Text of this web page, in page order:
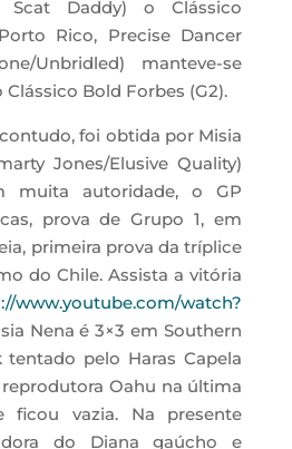
Scat Daddy) o Clássico
Rico, Precise Dancer
Unbridled) manteve-se
Bold Forbes (G2).
foi obtida por Misia
Jones/Elusive Quality)
muita autoridade, o GP
prova de Grupo 1, em
primeira prova da tríplice
do Chile. Assista a vitória
www.youtube.com/watch?
Nena é 3×3 em Southern
pelo Haras Capela
Oahu na última
ficou vazia. Na presente
do Diana gaúcho e